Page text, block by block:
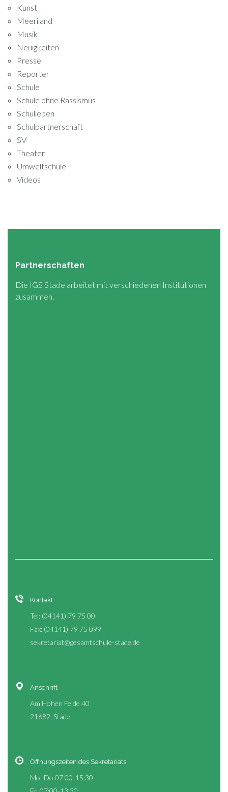
Kunst
Meeriland
Musik
Neuigkeiten
Presse
Reporter
Schule
Schule ohne Rassismus
Schulleben
Schulpartnerschaft
SV
Theater
Umweltschule
Videos
Partnerschaften
Die IGS Stade arbeitet mit verschiedenen Institutionen
zusammen.
Kontakt
Tel: (04141) 79 75 00
Fax: (04141) 79 75 099
sekretariat@gesamtschule-stade.de
Anschrift
Am Hohen Felde 40
21682, Stade
Öffnungszeiten des Sekretariats
Mo.-Do 07:00-15:30